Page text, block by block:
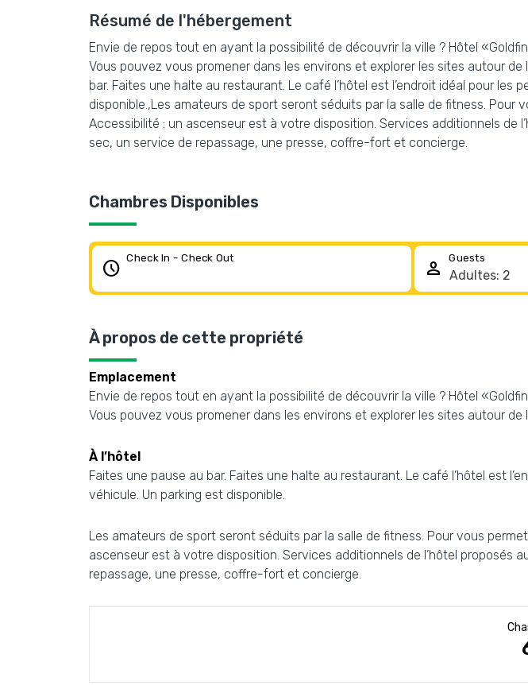
Résumé de l'hébergement
Envie de repos tout en ayant la possibilité de découvrir la ville ? Hôtel
Vous pouvez vous promener dans les environs et explorer les sites autour
bar. Faites une halte au restaurant. Le café l’hôtel est l’endroit idéal pour
disponible.,Les amateurs de sport seront séduits par la salle de fitness.
Accessibilité : un ascenseur est à votre disposition. Services additionnels
sec, un service de repassage, une presse, coffre-fort et concierge.
Chambres Disponibles
schedule Check In - Check Out person Guests
À propos de cette propriété
Emplacement
Envie de repos tout en ayant la possibilité de découvrir la ville ? Hôtel
Vous pouvez vous promener dans les environs et explorer les sites autour de
À l’hôtel
Faites une pause au bar. Faites une halte au restaurant. Le café l’hôtel est
véhicule. Un parking est disponible.
Les amateurs de sport seront séduits par la salle de fitness. Pour vous
ascenseur est à votre disposition. Services additionnels de l’hôtel
repassage, une presse, coffre-fort et concierge.